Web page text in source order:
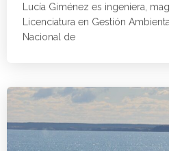
Lucía Giménez es ingeniera,
Licenciatura en Gestión
Nacional de